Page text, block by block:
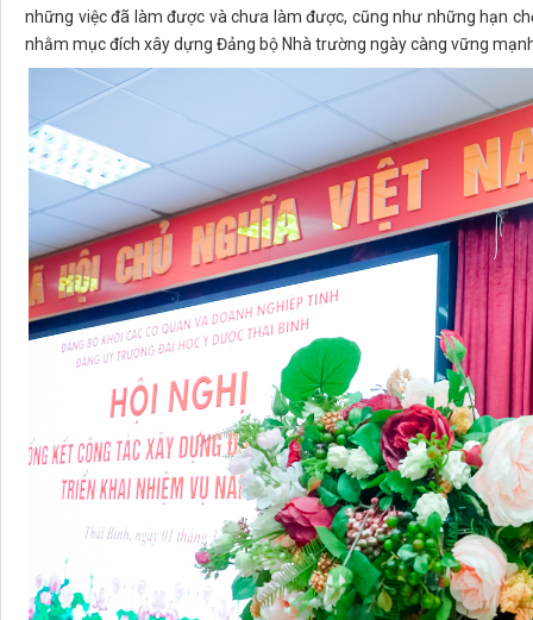
những việc đã làm được và chưa làm được, cũng như những hạn
nhằm mục đích xây dựng Đảng bộ Nhà trường ngày càng vững